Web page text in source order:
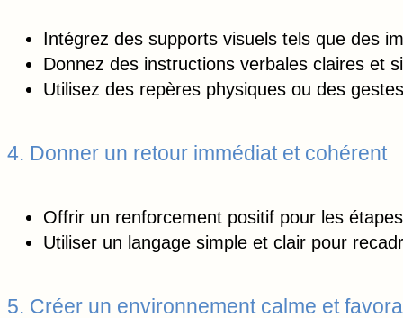
Intégrez des supports visuels tels que des
Donnez des instructions verbales claires et
Utilisez des repères physiques ou des
4. Donner un retour immédiat et cohérent
Offrir un renforcement positif pour les
Utiliser un langage simple et clair pour
5. Créer un environnement calme et